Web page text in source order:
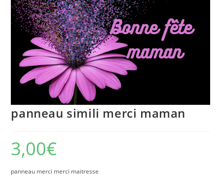
panneau simili merci maman
3,00€
panneau merci merci maitresse